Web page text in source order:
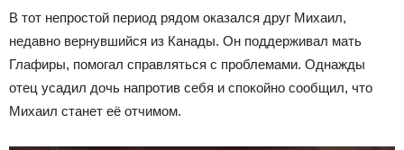
В тот непростой период рядом оказался друг Михаил,
недавно вернувшийся из Канады. Он поддерживал мать
Глафиры, помогал справляться с проблемами. Однажды
отец усадил дочь напротив себя и спокойно сообщил, что
Михаил станет её отчимом.